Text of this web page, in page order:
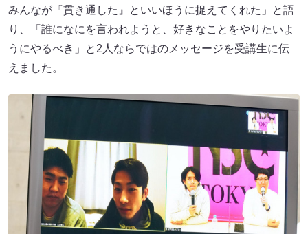
みんなが『貫き通した』といいほうに捉えてくれた」と語
り、「誰になにを言われようと、好きなことをやりたいよ
うにやるべき」と2人ならではのメッセージを受講生に伝
えました。